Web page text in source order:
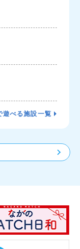
遊べる施設一覧